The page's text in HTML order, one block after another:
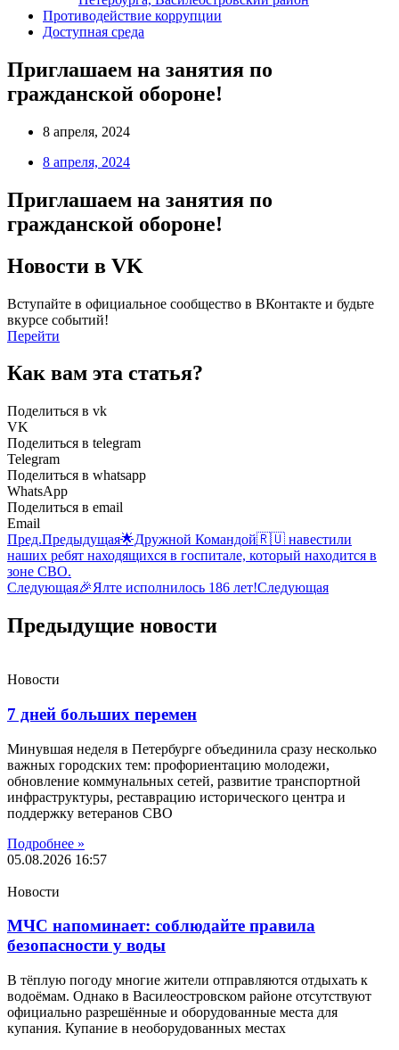
Противодействие коррупции
Доступная среда
Приглашаем на занятия по
гражданской обороне!
8 апреля, 2024
8 апреля, 2024
Приглашаем на занятия по
гражданской обороне!
Новости в VK
Вступайте в официальное сообщество в ВКонтакте и будьте
вкурсе событий!
Перейти
Как вам эта статья?
Поделиться в vk
VK
Поделиться в telegram
Telegram
Поделиться в whatsapp
WhatsApp
Поделиться в email
Email
Пред.Предыдущая🌟Дружной Командой🇷🇺 навестили
наших ребят находящихся в госпитале, который находится в
зоне СВО.
Следующая🎉Ялте исполнилось 186 лет!Следующая
Предыдущие новости
Новости
7 дней больших перемен
Минувшая неделя в Петербурге объединила сразу несколько
важных городских тем: профориентацию молодежи,
обновление коммунальных сетей, развитие транспортной
инфраструктуры, реставрацию исторического центра и
поддержку ветеранов СВО
Подробнее »
05.08.2026 16:57
Новости
МЧС напоминает: соблюдайте правила
безопасности у воды
В тёплую погоду многие жители отправляются отдыхать к
водоёмам. Однако в Василеостровском районе отсутствуют
официально разрешённые и оборудованные места для
купания. Купание в необорудованных местах